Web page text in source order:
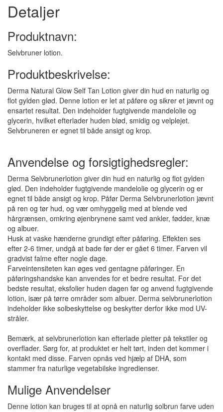
Detaljer
Produktnavn:
Selvbruner lotion.
Produktbeskrivelse:
Derma Natural Glow Self Tan Lotion giver din hud en naturlig og
flot gylden glød. Denne lotion er let at påføre og sikrer et jævnt og
ensartet resultat. Den indeholder fugtgivende mandelolie og
glycerin, hvilket efterlader huden blød, smidig og velplejet.
Selvbruneren er egnet til både ansigt og krop.
Anvendelse og forsigtighedsregler:
Derma Selvbrunerlotion giver din hud en naturlig og flot gylden
glød. Den indeholder fugtgivende mandelolie og glycerin og er
egnet til både ansigt og krop. Påfør Derma Selvbrunerlotion jævnt
på ren og tør hud, og vær omhyggelig med at blende ved
hårgrænsen, omkring øjenbrynene samt ved ankler, fødder, knæ
og albuer.
Husk at vaske hænderne grundigt efter påføring. Effekten ses
efter 2-6 timer, undgå at bade før der er gået 6 timer. Farven vil
gradvist falme efter nogle dage.
Farveintensiteten kan øges ved gentagne påføringer. En
påføringshandske kan anvendes for et bedre resultat. For det
bedste resultat, eksfolier huden dagen før og anvend fugtgivende
lotion, især på tørre områder som albuer. Derma selvbrunerlotion
indeholder ikke solbeskyttelse og beskytter derfor ikke mod UV-
stråler.
Bemærk, at selvbrunerlotion kan efterlade pletter på tekstiler og
overflader. Sørg for, at produktet er helt tørt, inden det kommer i
kontakt med disse. Farven opnås ved hjælp af DHA, som
stammer fra naturlige vegetabilske ingredienser.
Mulige Anvendelser
Denne lotion kan bruges til at opnå en naturlig solbrun farve uden